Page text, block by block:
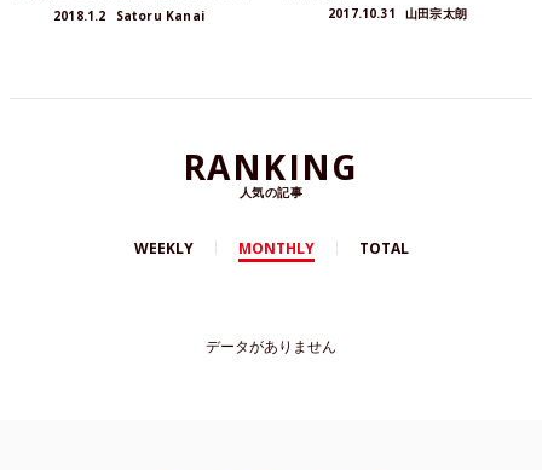
2018.1.2 Satoru Kanai 2017.10.31 山田宗太朗
RANKING
人気の記事
WEEKLY MONTHLY TOTAL
データがありません